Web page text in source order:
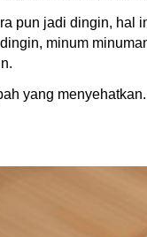
pun jadi dingin, hal
minum
yang